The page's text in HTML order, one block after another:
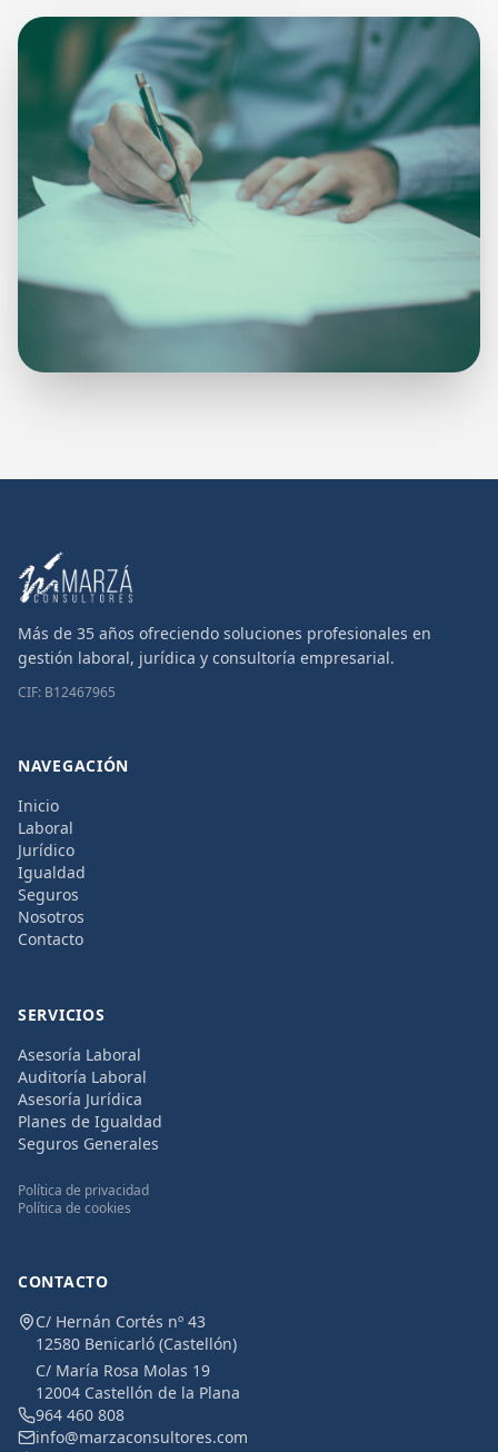
Más de 35 años ofreciendo soluciones profesionales en
gestión laboral, jurídica y consultoría empresarial.
CIF: B12467965
NAVEGACIÓN
Inicio
Laboral
Jurídico
Igualdad
Seguros
Nosotros
Contacto
SERVICIOS
Asesoría Laboral
Auditoría Laboral
Asesoría Jurídica
Planes de Igualdad
Seguros Generales
Política de privacidad
Política de cookies
CONTACTO
C/ Hernán Cortés nº 43
12580 Benicarló (Castellón)
C/ María Rosa Molas 19
12004 Castellón de la Plana
964 460 808
info@marzaconsultores.com